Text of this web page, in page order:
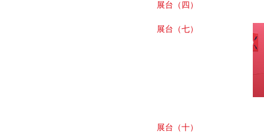
展台（四）
展台（七）
展台（十）